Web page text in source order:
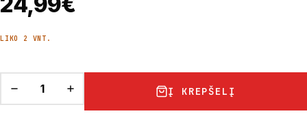
LIKO 2 VNT.
Į KREPŠELĮ